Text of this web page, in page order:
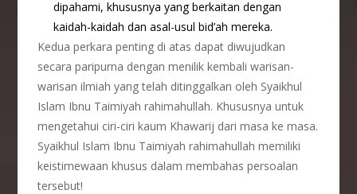
dipahami, khususnya yang berkaitan dengan
kaidah-kaidah dan asal-usul bid’ah mereka.
Kedua perkara penting di atas dapat diwujudkan
secara paripurna dengan menilik kembali warisan-
warisan ilmiah yang telah ditinggalkan oleh Syaikhul
Islam Ibnu Taimiyah rahimahullah. Khususnya untuk
mengetahui ciri-ciri kaum Khawarij dari masa ke masa.
Syaikhul Islam Ibnu Taimiyah rahimahullah memiliki
keistimewaan khusus dalam membahas persoalan
tersebut!